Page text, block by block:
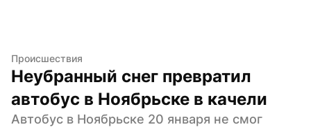
Происшествия
Неубранный снег превратил
автобус в Ноябрьске в качели
Автобус в Ноябрьске 20 января не смог